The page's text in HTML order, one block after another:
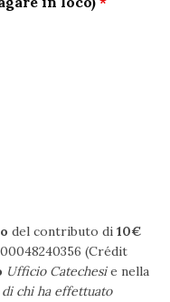
del contributo di 10€
(Crédit
Ufficio Catechesie nella
chi ha effettuato